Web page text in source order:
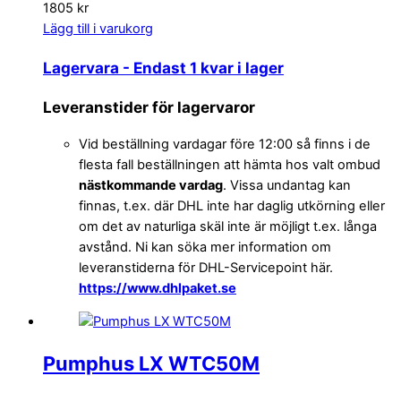
1805 kr
Lägg till i varukorg
Lagervara - Endast 1 kvar i lager
Leveranstider för lagervaror
Vid beställning vardagar före 12:00 så finns i de
flesta fall beställningen att hämta hos valt ombud
nästkommande vardag. Vissa undantag kan
finnas, t.ex. där DHL inte har daglig utkörning eller
om det av naturliga skäl inte är möjligt t.ex. långa
avstånd. Ni kan söka mer information om
leveranstiderna för DHL-Servicepoint här.
https://www.dhlpaket.se
Pumphus LX WTC50M